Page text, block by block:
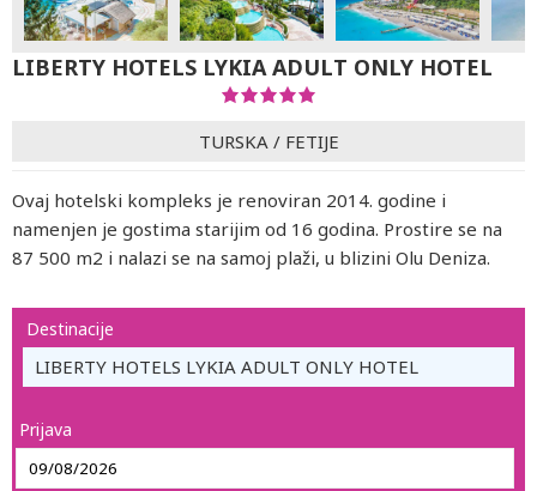
LIBERTY HOTELS LYKIA ADULT ONLY HOTEL
TURSKA / FETIJE
Ovaj hotelski kompleks je renoviran 2014. godine i
namenjen je gostima starijim od 16 godina. Prostire se na
87 500 m2 i nalazi se na samoj plaži, u blizini Olu Deniza.
Destinacije
LIBERTY HOTELS LYKIA ADULT ONLY HOTEL
Prijava